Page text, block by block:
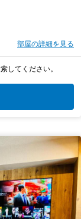
部屋の詳細を見る
してください。